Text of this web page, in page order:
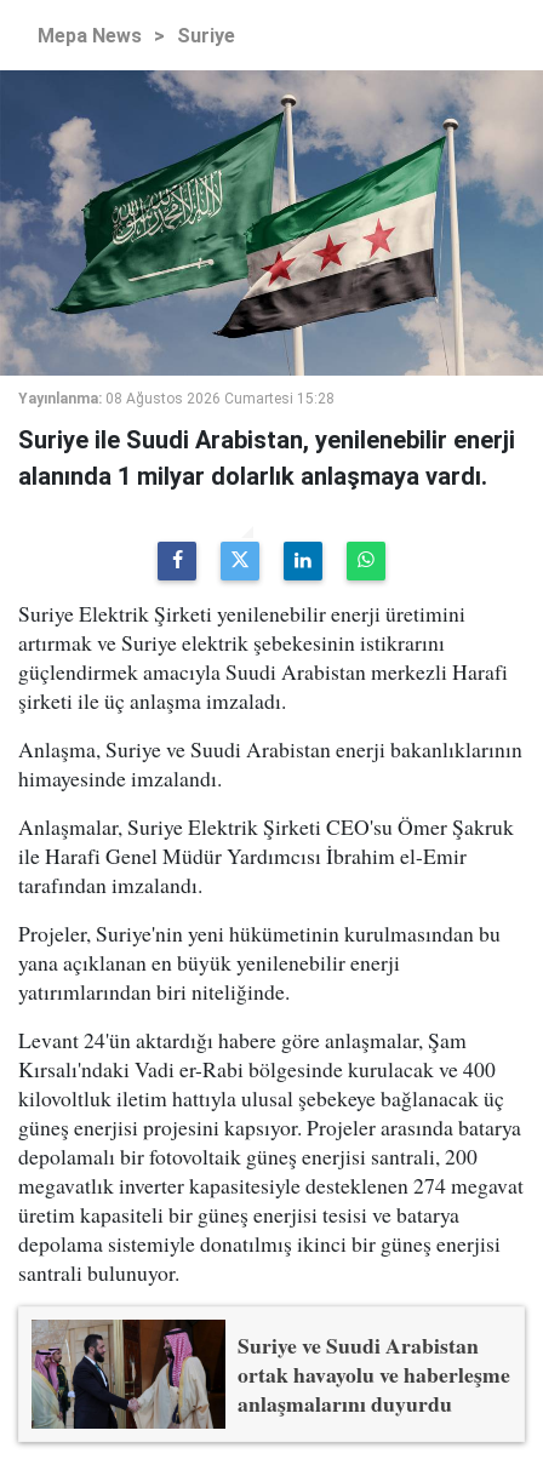
Mepa News > Suriye
Yayınlanma: 08 Ağustos 2026 Cumartesi 15:28
Suriye ile Suudi Arabistan, yenilenebilir enerji
alanında 1 milyar dolarlık anlaşmaya vardı.
Suriye Elektrik Şirketi yenilenebilir enerji üretimini
artırmak ve Suriye elektrik şebekesinin istikrarını
güçlendirmek amacıyla Suudi Arabistan merkezli Harafi
şirketi ile üç anlaşma imzaladı.
Anlaşma, Suriye ve Suudi Arabistan enerji bakanlıklarının
himayesinde imzalandı.
Anlaşmalar, Suriye Elektrik Şirketi CEO'su Ömer Şakruk
ile Harafi Genel Müdür Yardımcısı İbrahim el-Emir
tarafından imzalandı.
Projeler, Suriye'nin yeni hükümetinin kurulmasından bu
yana açıklanan en büyük yenilenebilir enerji
yatırımlarından biri niteliğinde.
Levant 24'ün aktardığı habere göre anlaşmalar, Şam
Kırsalı'ndaki Vadi er-Rabi bölgesinde kurulacak ve 400
kilovoltluk iletim hattıyla ulusal şebekeye bağlanacak üç
güneş enerjisi projesini kapsıyor. Projeler arasında batarya
depolamalı bir fotovoltaik güneş enerjisi santrali, 200
megavatlık inverter kapasitesiyle desteklenen 274 megavat
üretim kapasiteli bir güneş enerjisi tesisi ve batarya
depolama sistemiyle donatılmış ikinci bir güneş enerjisi
santrali bulunuyor.
Suriye ve Suudi Arabistan
ortak havayolu ve haberleşme
anlaşmalarını duyurdu